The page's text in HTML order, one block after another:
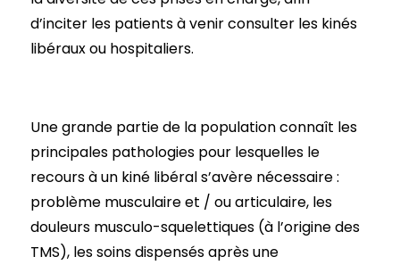
d’inciter les patients à venir consulter les kinés
libéraux ou hospitaliers.
Une grande partie de la population connaît les
principales pathologies pour lesquelles le
recours à un kiné libéral s’avère nécessaire :
problème musculaire et / ou articulaire, les
douleurs musculo-squelettiques (à l’origine des
TMS), les soins dispensés après une